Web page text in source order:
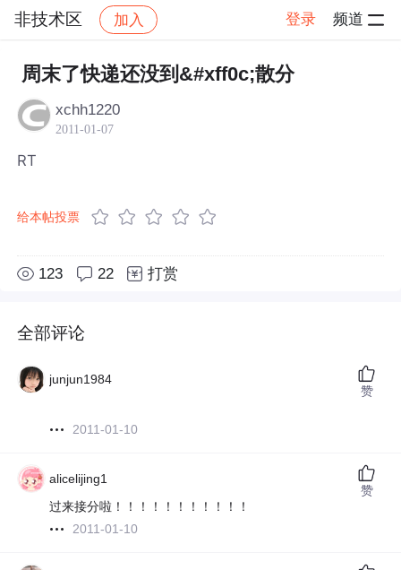
非技术区 加入 登录 频道
社区 非技术区 帖子详情
周末了快递还没到&#xff0c;散分
xchh1220
2011-01-07
RT
给本帖投票
123 22 打赏
全部评论
junjun1984
2011-01-10
赞
alicelijing1
过来接分啦！！！！！！！！！！！
2011-01-10
赞